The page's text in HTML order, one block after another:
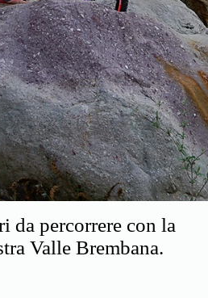
da percorrere con la
Valle Brembana.